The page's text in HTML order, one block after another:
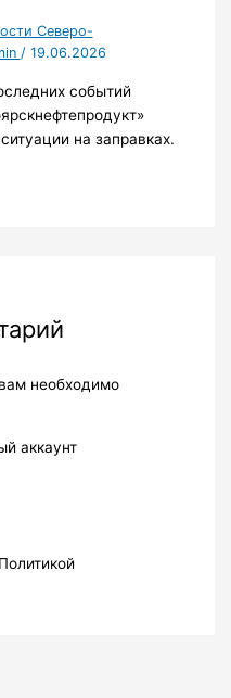
Северо-
/ 19.06.2026
событий
на заправках.
необходимо
аккаунт